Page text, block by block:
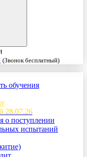
(Звонок бесплатный)
обучения
28.07.26
о поступлении
испытаний